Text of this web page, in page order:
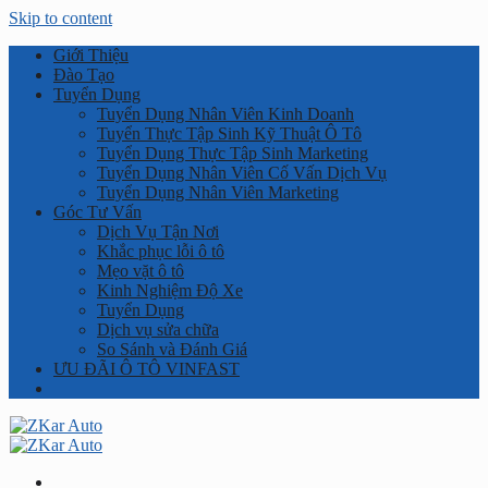
Skip to content
Giới Thiệu
Đào Tạo
Tuyển Dụng
Tuyển Dụng Nhân Viên Kinh Doanh
Tuyển Thực Tập Sinh Kỹ Thuật Ô Tô
Tuyển Dụng Thực Tập Sinh Marketing
Tuyển Dụng Nhân Viên Cố Vấn Dịch Vụ
Tuyển Dụng Nhân Viên Marketing
Góc Tư Vấn
Dịch Vụ Tận Nơi
Khắc phục lỗi ô tô
Mẹo vặt ô tô
Kinh Nghiệm Độ Xe
Tuyển Dụng
Dịch vụ sửa chữa
So Sánh và Đánh Giá
ƯU ĐÃI Ô TÔ VINFAST